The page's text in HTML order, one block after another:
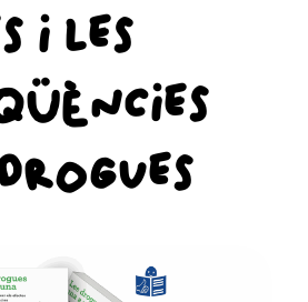
I LES